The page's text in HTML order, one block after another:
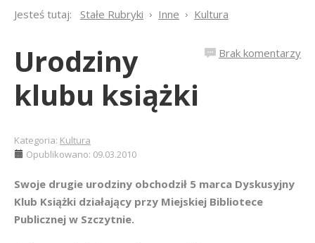
Jesteś tutaj: Stałe Rubryki Inne Kultura
Brak komentarzy
Urodziny
klubu książki
Kategoria: Kultura
Opublikowano: 09.03.2010
Swoje drugie urodziny obchodził 5 marca Dyskusyjny
Klub Książki działający przy Miejskiej Bibliotece
Publicznej w Szczytnie.